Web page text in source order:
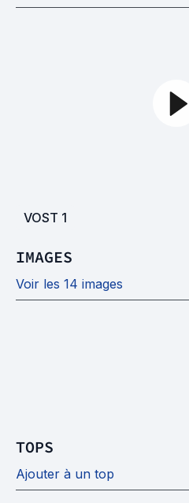
VOST 1
IMAGES
Voir les 14 images
TOPS
Ajouter à un top